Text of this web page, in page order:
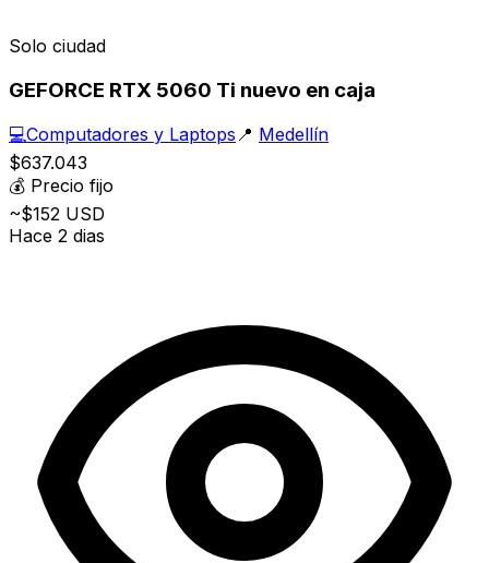
Solo ciudad
GEFORCE RTX 5060 Ti nuevo en caja
💻Computadores y Laptops 📍 Medellín
$637.043
💰 Precio fijo
~$152 USD
Hace 2 dias